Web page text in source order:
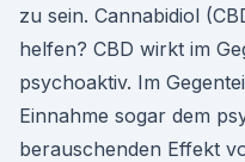
zu sein. Cannabidiol
helfen? CBD wirkt im
psychoaktiv. Im
Einnahme sogar dem
berauschenden Effekt